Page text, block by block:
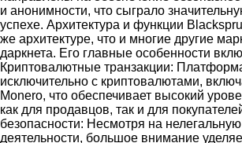
и анонимности, что сыграло
успехе. Архитектура и функции
же архитектуре, что и многие другие
даркнета. Его главные особенности
Криптовалютные транзакции:
исключительно с криптовалютами,
Monero, что обеспечивает высокий
как для продавцов, так и для
безопасности: Несмотря на
деятельности, большое внимание